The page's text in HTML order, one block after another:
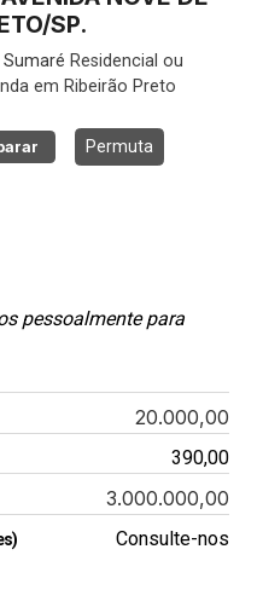
SP.
Residencial ou
em Ribeirão Preto
Permuta
pessoalmente para
20.000,00
390,00
3.000.000,00
Consulte-nos